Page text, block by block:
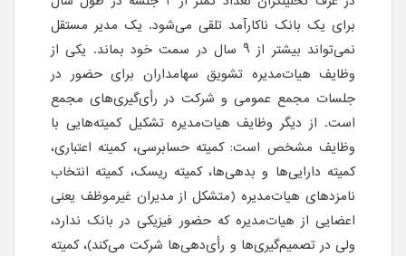
برای یک بانک ناکارآمد تلقی می‌شود. یک مدیر مستقل
نمی‌تواند بیشتر از 9 سال در سمت خود بماند. یکی از
وظایف هیات‌مدیره تشویق سهامداران برای حضور در
جلسات مجمع عمومی و شرکت در رأی‌گیری‌های مجمع
است. از دیگر وظایف هیات‌مدیره تشکیل کمیته‌هایی با
وظایف مشخص است: کمیته حسابرسی، کمیته اعتباری،
کمیته دارایی‌ها و بدهی‌ها، کمیته ریسک، کمیته انتخاب
نامزدهای هیات‌مدیره (متشکل از مدیران غیرموظف یعنی
اعضایی از هیات‌مدیره که حضور فیزیکی در بانک ندارد،
ولی در تصمیم‌گیری‌ها و رأی‌دهی‌ها شرکت می‌کند)، کمیته